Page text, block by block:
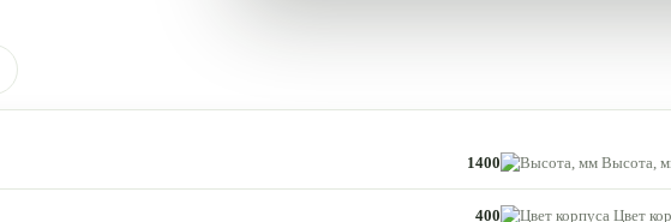
1400 Высота,
400 Цвет